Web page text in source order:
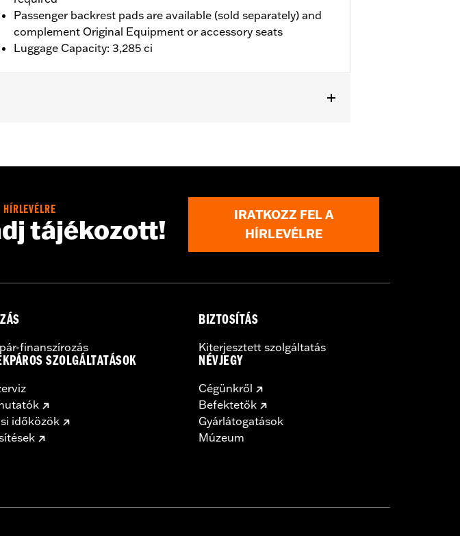
Passenger backrest pads are available (sold separately) and
complement Original Equipment or accessory seats
Luggage Capacity: 3,285 ci
P/N 90300030 is required. ’23-later FLHXSE and FLTRXSE, and
Conversion Hardware Kit P/N 54000383. '26 limited vehicles will
HÍRLEVÉLRE
tájékozott!
IRATKOZZ FEL A
HÍRLEVÉLRE
finanszírozás
SZOLGÁLTATÁSOK
időközök
BIZTOSÍTÁS
Kiterjesztett szolgáltatás
NÉVJEGY
Cégünkről
Befektetők
Gyárlátogatások
Múzeum